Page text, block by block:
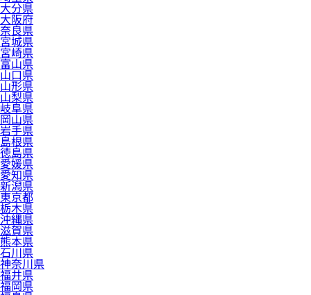
大分県
大阪府
奈良県
宮城県
宮崎県
富山県
山口県
山形県
山梨県
岐阜県
岡山県
岩手県
島根県
徳島県
愛媛県
愛知県
新潟県
東京都
栃木県
沖縄県
滋賀県
熊本県
石川県
神奈川県
福井県
福岡県